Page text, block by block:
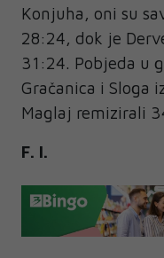
Konjuha, oni su
28:24, dok je
31:24. Pobjeda u
Gračanica i Sloga
Maglaj remizirali
F. I.